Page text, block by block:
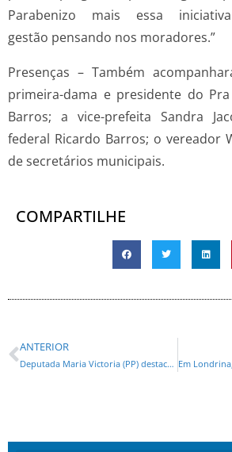
Parabenizo mais essa
gestão pensando nos moradores.”
Presenças – Também
primeira-dama e presidente do
Barros; a vice-prefeita Sandra
federal Ricardo Barros; o vereador
de secretários municipais.
COMPARTILHE
ANTERIOR
Deputada Maria Victoria (PP) destaca sanção de lei que incentiva a transformação de resíduos em energia limpa no Paraná